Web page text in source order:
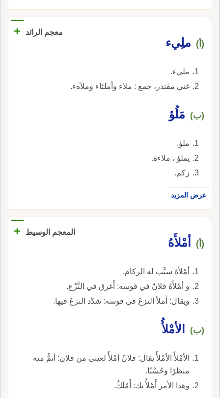
معجم الرائد +
(أ) ملِيء
مليء.
غني مقتدر، جمع : ملاء وأملئاء وملآهء.
(ب) مَلُؤ
ملؤ.
يملؤ ، ملاءة.
زكم.
عرض المزيد
المعجم الوسيط +
(أ) أمْلأَهُ
أمْلأَهُ سبَّب له الزكامَ.
و أمْلأَهُ فلانٌ في قوسه: أَغرق في النَّزْع.
ويقال: أَملأ النزعَ في قوسه: شدَّد النزعَ فيها.
(ب) الأمْلأُ
الأمْلأُ الأمْلأُ يقال: فلانٌ أمْلأُ لعينى من فلان: أتمُّ منه
منظرًا وحُسْنًا.
وهذا الأَمر أَمْلأُ بك: أَمْلَكُ.